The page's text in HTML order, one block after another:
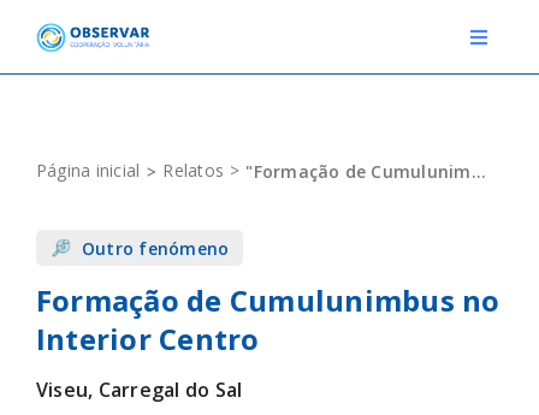
content
Toggle
EVENTOS
DEFINIÇÕES
Página inicial Relatos "Formação de Cumulunimbus no Interior Centro"
Outro fenómeno
Formação de Cumulunimbus no
Interior Centro
Viseu, Carregal do Sal